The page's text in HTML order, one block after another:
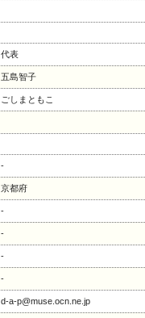
代表
五島智子
ごしまともこ
-
京都府
-
-
-
-
d-a-p@muse.ocn.ne.jp